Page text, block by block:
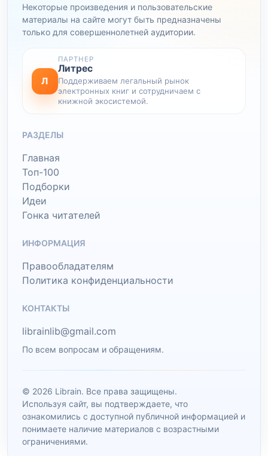
Некоторые произведения и пользовательские
материалы на сайте могут быть предназначены
только для совершеннолетней аудитории.
Л
ПАРТНЕР
Литрес
Поддерживаем легальный рынок
электронных книг и сотрудничаем с
книжной экосистемой.
РАЗДЕЛЫ
Главная
Топ-100
Подборки
Идеи
Гонка читателей
ИНФОРМАЦИЯ
Правообладателям
Политика конфиденциальности
КОНТАКТЫ
librainlib@gmail.com
По всем вопросам и обращениям.
© 2026 Librain. Все права защищены.
Используя сайт, вы подтверждаете, что
ознакомились с доступной публичной информацией и
понимаете наличие материалов с возрастными
ограничениями.